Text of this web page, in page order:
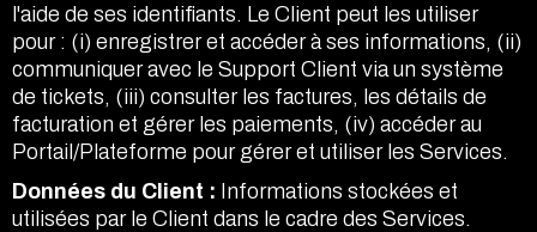
l'aide de ses identifiants. Le Client peut les utiliser
pour : (i) enregistrer et accéder à ses informations, (ii)
communiquer avec le Support Client via un système
de tickets, (iii) consulter les factures, les détails de
facturation et gérer les paiements, (iv) accéder au
Portail/Plateforme pour gérer et utiliser les Services.
Données du Client : Informations stockées et
utilisées par le Client dans le cadre des Services.